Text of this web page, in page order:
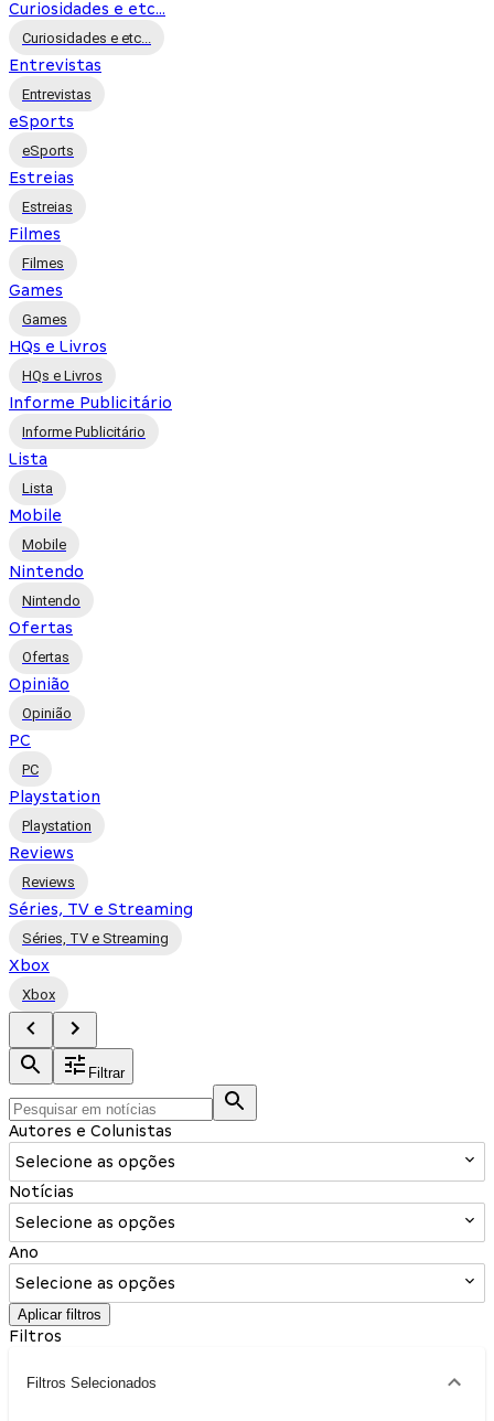
Curiosidades e etc...
Curiosidades e etc...
Entrevistas
Entrevistas
eSports
eSports
Estreias
Estreias
Filmes
Filmes
Games
Games
HQs e Livros
HQs e Livros
Informe Publicitário
Informe Publicitário
Lista
Lista
Mobile
Mobile
Nintendo
Nintendo
Ofertas
Ofertas
Opinião
Opinião
PC
PC
Playstation
Playstation
Reviews
Reviews
Séries, TV e Streaming
Séries, TV e Streaming
Xbox
Xbox
Filtrar
Autores e Colunistas
Selecione as opções
Notícias
Selecione as opções
Ano
Selecione as opções
Aplicar filtros
Filtros
Filtros Selecionados